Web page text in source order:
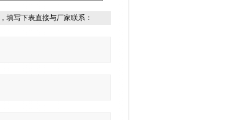
填写下表直接与厂家联系：